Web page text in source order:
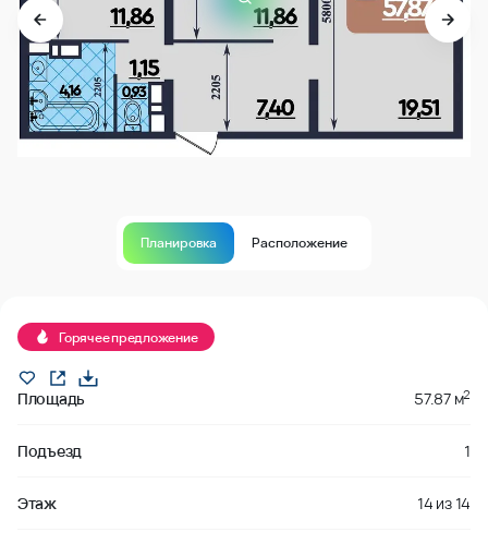
Планировка Расположение
Горячее предложение
Площадь 57.87 м2
Подъезд 1
Этаж 14 из14